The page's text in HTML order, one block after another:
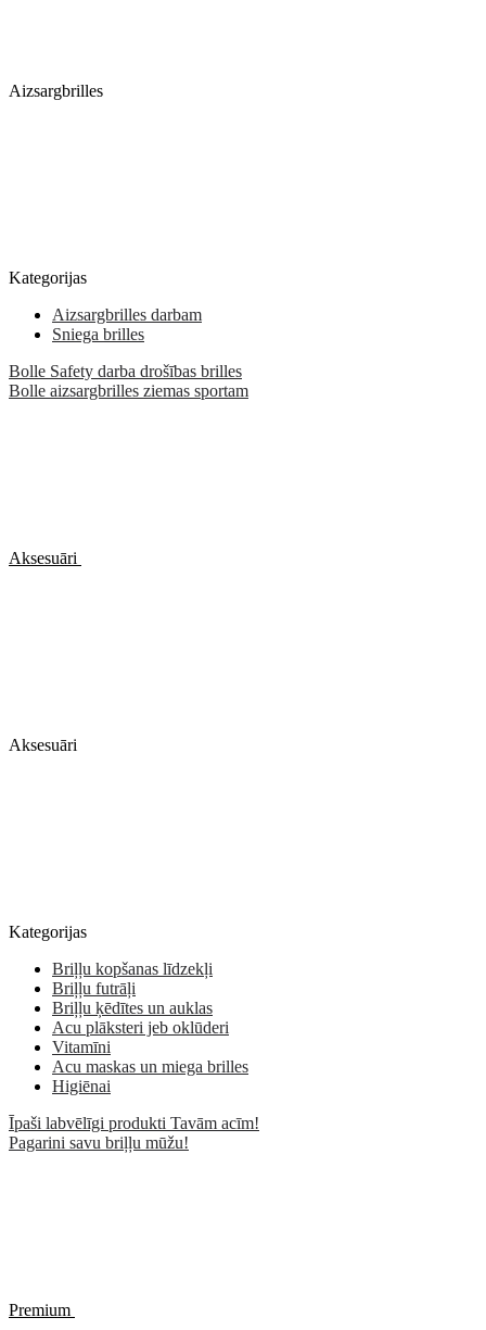
Aizsargbrilles
Kategorijas
Aizsargbrilles darbam
Sniega brilles
Bolle Safety darba drošības brilles
Bolle aizsargbrilles ziemas sportam
Aksesuāri
Aksesuāri
Kategorijas
Briļļu kopšanas līdzekļi
Briļļu futrāļi
Briļļu ķēdītes un auklas
Acu plāksteri jeb oklūderi
Vitamīni
Acu maskas un miega brilles
Higiēnai
Īpaši labvēlīgi produkti Tavām acīm!
Pagarini savu briļļu mūžu!
Premium